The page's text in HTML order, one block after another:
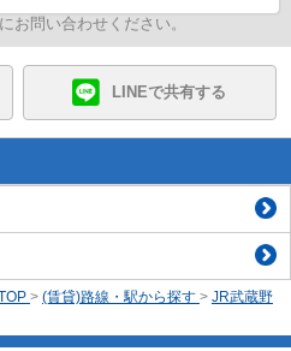
お問い合わせください。
LINEで共有する
> (賃貸)路線・駅から探す > JR武蔵野